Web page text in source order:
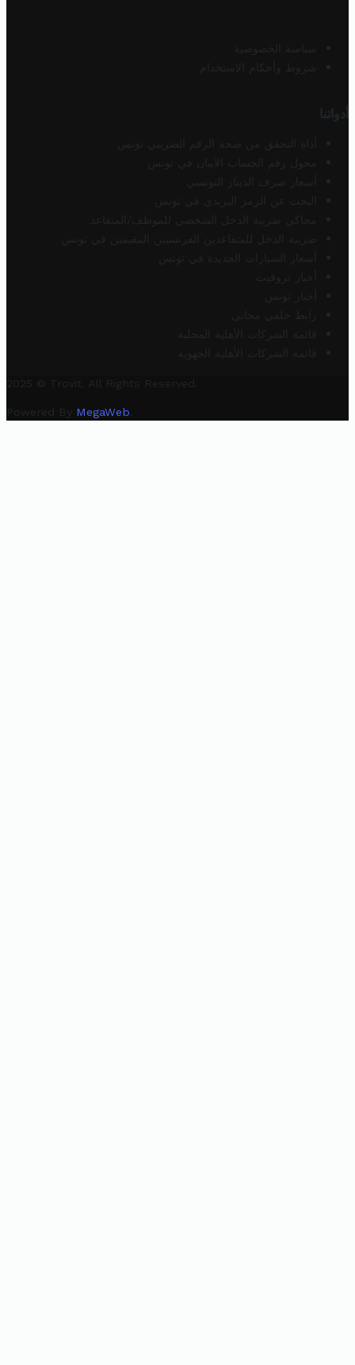
سياسة الخصوصية
شروط وأحكام الاستخدام
أدواتنا
أداة التحقق من صحة الرقم الضريبي تونس
محول رقم الحساب الآيبان في تونس
أسعار صرف الدينار التونسي
البحث عن الرمز البريدي في تونس
محاكي ضريبة الدخل الشخصي للموظف/المتقاعد
ضريبة الدخل للمتقاعدين الفرنسيين المقيمين في تونس
أسعار السيارات الجديدة في تونس
أخبار تروفيت
أخبار تونس
رابط خلفي مجاني
قائمة الشركات الأهلية المحلية
قائمة الشركات الأهلية الجهوية
2025 © Trovit. All Rights Reserved.
Powered By MegaWeb